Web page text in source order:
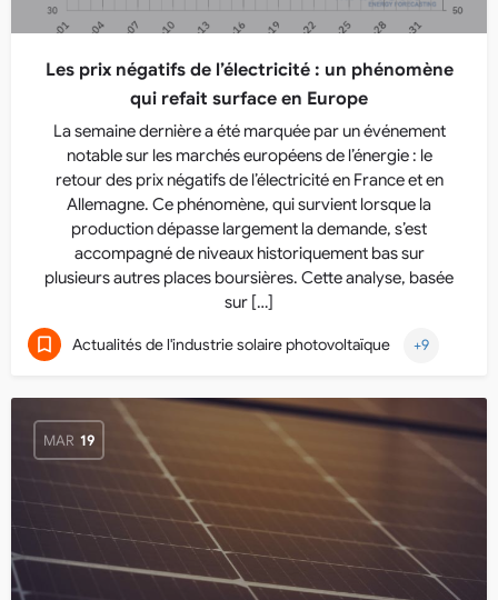
Les prix négatifs de l’électricité : un phénomène
qui refait surface en Europe
La semaine dernière a été marquée par un événement
notable sur les marchés européens de l’énergie : le
retour des prix négatifs de l’électricité en France et en
Allemagne. Ce phénomène, qui survient lorsque la
production dépasse largement la demande, s’est
accompagné de niveaux historiquement bas sur
plusieurs autres places boursières. Cette analyse, basée
sur […]
Actualités de l'industrie solaire photovoltaïque +9
MAR 19